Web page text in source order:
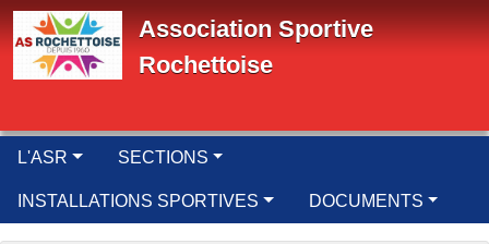
Association Sportive
Rochettoise
L'ASR SECTIONS
INSTALLATIONS SPORTIVES DOCUMENTS
Panneau de gestion des cookies